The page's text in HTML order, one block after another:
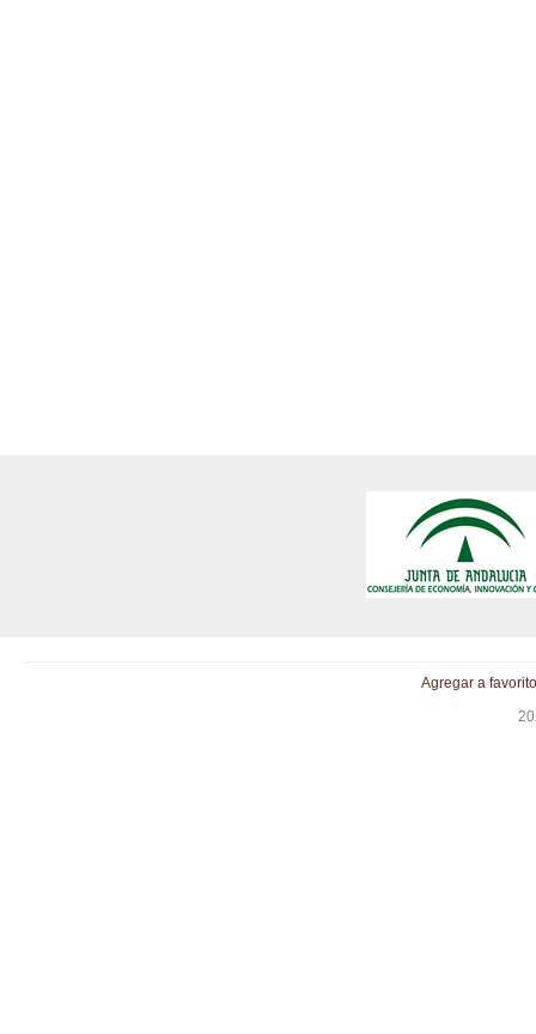
Agregar a